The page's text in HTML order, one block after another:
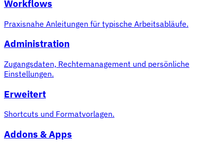
Workflows
Praxisnahe Anleitungen für typische Arbeitsabläufe.
Administration
Zugangsdaten, Rechtemanagement und persönliche
Einstellungen.
Erweitert
Shortcuts und Formatvorlagen.
Addons & Apps